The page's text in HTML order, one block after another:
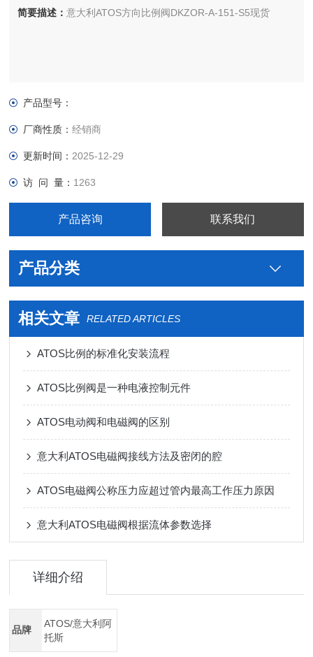
简要描述：意大利ATOS方向比例阀DKZOR-A-151-S5现货
产品型号：
厂商性质：经销商
更新时间： 2025-12-29
访 问 量： 1263
产品咨询 联系我们
产品分类
相关文章 RELATED ARTICLES
ATOS比例的标准化安装流程
ATOS比例阀是一种电液控制元件
ATOS电动阀和电磁阀的区别
意大利ATOS电磁阀接线方法及密闭的腔
ATOS电磁阀公称压力应超过管内最高工作压力原因
意大利ATOS电磁阀根据流体参数选择
详细介绍
品牌
ATOS/意大利阿
托斯